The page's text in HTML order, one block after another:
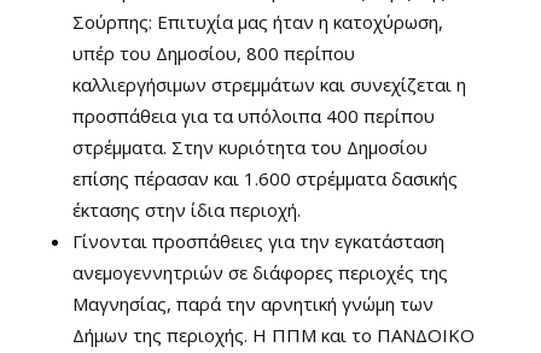
Σούρπης: Επιτυχία μας ήταν η κατοχύρωση,
υπέρ του Δημοσίου, 800 περίπου
καλλιεργήσιμων στρεμμάτων και συνεχίζεται η
προσπάθεια για τα υπόλοιπα 400 περίπου
στρέμματα. Στην κυριότητα του Δημοσίου
επίσης πέρασαν και 1.600 στρέμματα δασικής
έκτασης στην ίδια περιοχή.
Γίνονται προσπάθειες για την εγκατάσταση
ανεμογεννητριών σε διάφορες περιοχές της
Μαγνησίας, παρά την αρνητική γνώμη των
Δήμων της περιοχής. Η ΠΠΜ και το ΠΑΝΔΟΙΚΟ